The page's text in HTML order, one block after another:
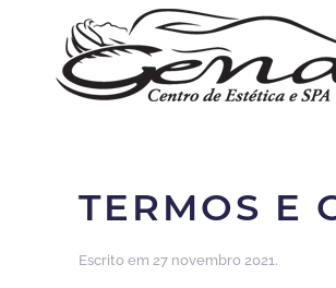
TERMOS E
Escrito em 27 novembro 2021.